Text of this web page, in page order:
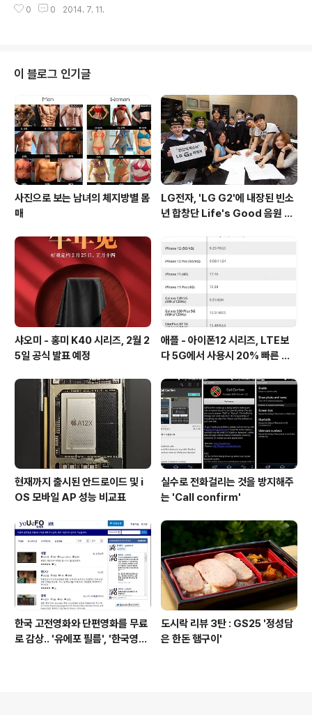
로 보입니다. 그리고, IM-A920S..
미하는 LTE Category 6라는 의미에 'G3 Cat.6(LG-F
는 'Gobi MDM9x25' 또는 'Gobi MDM9x35'가 내장
된 스냅드래곤 805 쿼드코어 프로세서(APQ8084)가 탑
재된 것이 특징입니다. * LG G3 Cat.6는 AP가 스냅드래
곤 801 -> 805로 변경되었으며, 안투투 벤치마크결과 약
5% 내외의 성능 향상을..
0 0 2014. 7. 11.
이 블로그 인기글
사진으로 보는 남녀의 체지방별 몸
매
LG전자, 'LG G2'에 내장된 빈소
년 합창단 Life's Good 음원 공
샤오미 - 홍미 K40 시리즈, 2월 2
5일 공식 발표 예정
애플 - 아이폰12 시리즈, LTE보
다 5G에서 사용시 20% 빠른 배
현재까지 출시된 안드로이드 및 i
OS 모바일 AP 성능 비교표
실수로 전화걸리는 것을 방지해주
는 'Call confirm'
한국 고전영화와 단편영화를 무료
로 감상.. '유에포 필름', '한국영상
도시락 리뷰 3탄 : GS25 '정성담
은 한돈 햄구이'